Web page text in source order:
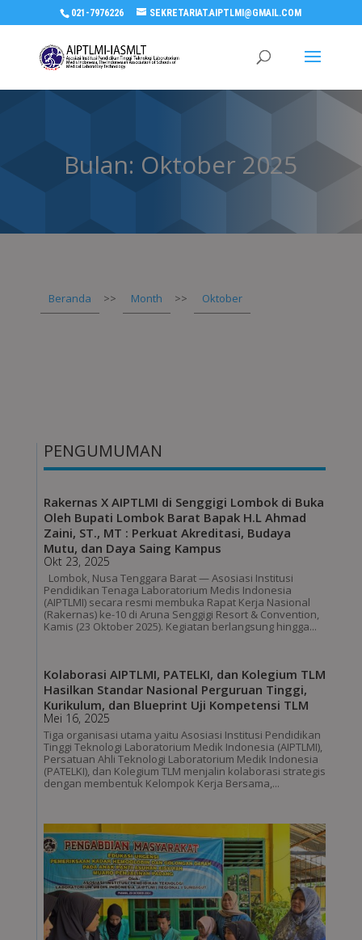
021-7976226 SEKRETARIAT.AIPTLMI@GMAIL.COM
Bulan: Oktober 2025
Beranda >> Month >> Oktober
PENGUMUMAN
Rakernas X AIPTLMI di Senggigi Lombok di Buka
Oleh Bupati Lombok Barat Bapak H.L Ahmad
Zaini, ST., MT : Perkuat Akreditasi, Budaya
Mutu, dan Daya Saing Kampus
Okt 23, 2025
Lombok, Nusa Tenggara Barat — Asosiasi Institusi
Pendidikan Tenaga Laboratorium Medis Indonesia
(AIPTLMI) secara resmi membuka Rapat Kerja Nasional
(Rakernas) ke-10 di Aruna Senggigi Resort & Convention,
Kamis (23 Oktober 2025). Kegiatan berlangsung hingga...
Kolaborasi AIPTLMI, PATELKI, dan Kolegium TLM
Hasilkan Standar Nasional Perguruan Tinggi,
Kurikulum, dan Blueprint Uji Kompetensi TLM
Mei 16, 2025
Tiga organisasi utama yaitu Asosiasi Institusi Pendidikan
Tinggi Teknologi Laboratorium Medik Indonesia (AIPTLMI),
Persatuan Ahli Teknologi Laboratorium Medik Indonesia
(PATELKI), dan Kolegium TLM menjalin kolaborasi strategis
dengan membentuk Kelompok Kerja Bersama,...